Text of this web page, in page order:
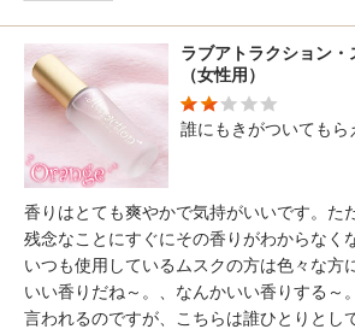
ラブアトラクション
（女性用）
誰にもきがついてもら
香りはとても爽やかで気持がいいです。た
残念なことにすぐにその香りがわからなく
いつも使用しているムスクの方は色々な方
いい香りだね～。、なんかいい香りする～
言われるのですが、こちらは誰ひとりとし